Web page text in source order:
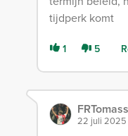
tijdperk komt
1 5
22 juli 2025